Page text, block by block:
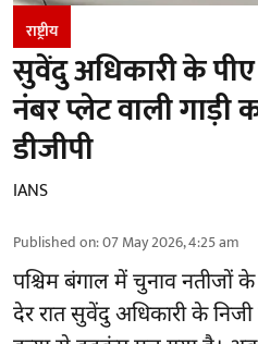
राष्ट्रीय
सुवेंदु अधिकारी के पीए
नंबर प्लेट वाली गाड़ी
डीजीपी
IANS
Published on:07 May 2026, 4:25 am
पश्चिम बंगाल में चुनाव नतीजों
देर रात सुवेंदु अधिकारी के